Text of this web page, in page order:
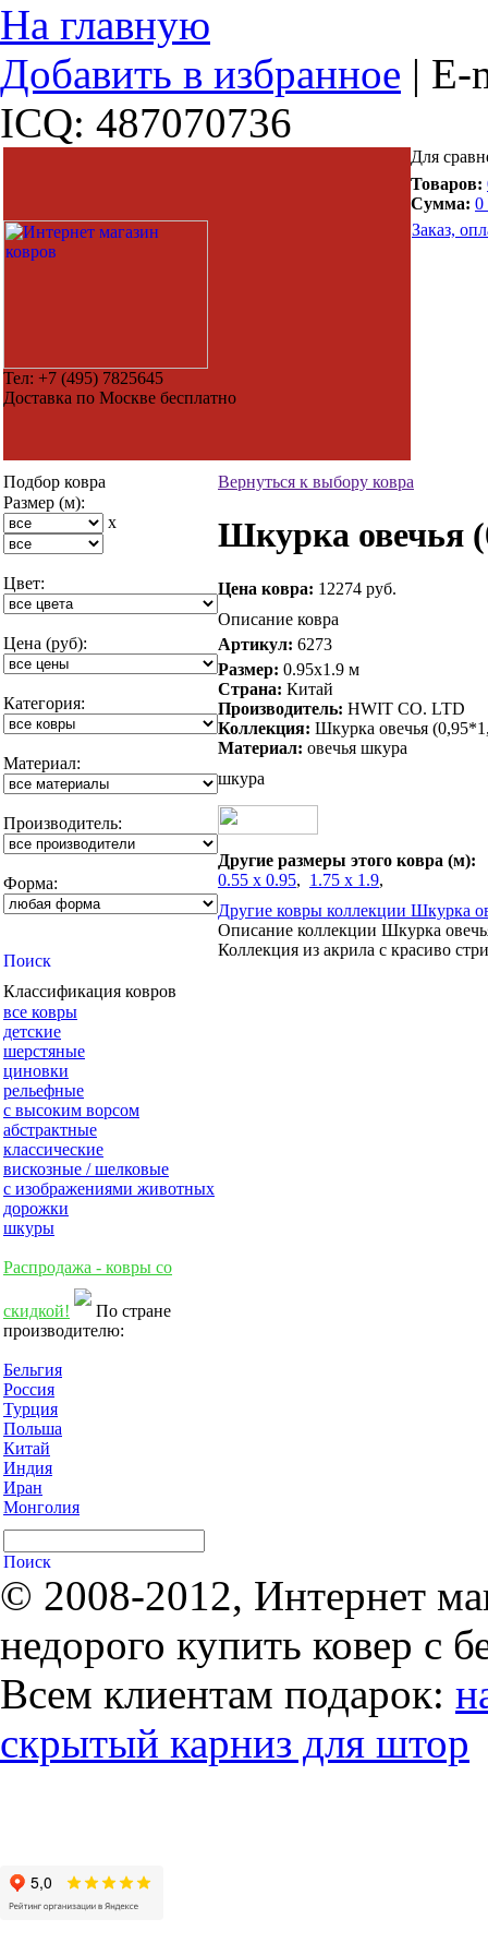
На главную
Добавить в избранное | E-
ICQ: 487070736
Тел: +7 (495) 7825645
Доставка по Москве бесплатно
Для
Товаров:
Сумма: 0
Заказ,
Подбор ковра
Размер (м):
x
Цвет:
Цена (руб):
Категория:
Материал:
Производитель:
Форма:
Классификация ковров
все ковры
детские
шерстяные
циновки
рельефные
с высоким ворсом
абстрактные
классические
вискозные / шелковые
с изображениями животных
дорожки
шкуры
Распродажа - ковры со
скидкой!
По стране
производителю:
Бельгия
Россия
Турция
Польша
Китай
Индия
Иран
Монголия
Вернуться к выбору ковра
Шкурка овечья
Цена ковра: 12274 руб.
Описание ковра
Артикул: 6273
Размер: 0.95x1.9 м
Страна: Китай
Производитель: HWIT CO. LTD
Коллекция: Шкурка овечья
Материал: овечья шкура
шкура
Другие размеры этого ковра (м):
0.55 x 0.95, 1.75 x 1.9,
Другие ковры коллекции Шкурка
Описание коллекции Шкурка
Коллекция из акрила с красиво
© 2008-2012, Интернет
недорого купить ковер с
Всем клиентам подарок:
скрытый карниз для штор